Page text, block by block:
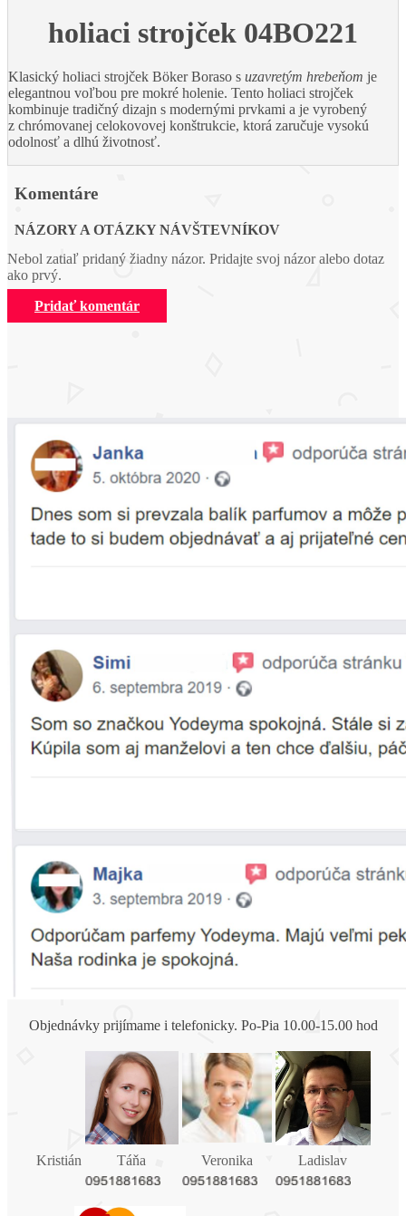
holiaci strojček 04BO221
Klasický holiaci strojček Böker Boraso s uzavretým hrebeňom je
elegantnou voľbou pre mokré holenie. Tento holiaci strojček
kombinuje tradičný dizajn s modernými prvkami a je vyrobený
z chrómovanej celokovovej konštrukcie, ktorá zaručuje vysokú
odolnosť a dlhú životnosť.
Komentáre
NÁZORY A OTÁZKY NÁVŠTEVNÍKOV
Nebol zatiaľ pridaný žiadny názor. Pridajte svoj názor alebo dotaz
ako prvý.
Pridať komentár
Objednávky prijímame i telefonicky. Po-Pia 10.00-15.00 hod
Kristián Táňa Veronika Ladislav